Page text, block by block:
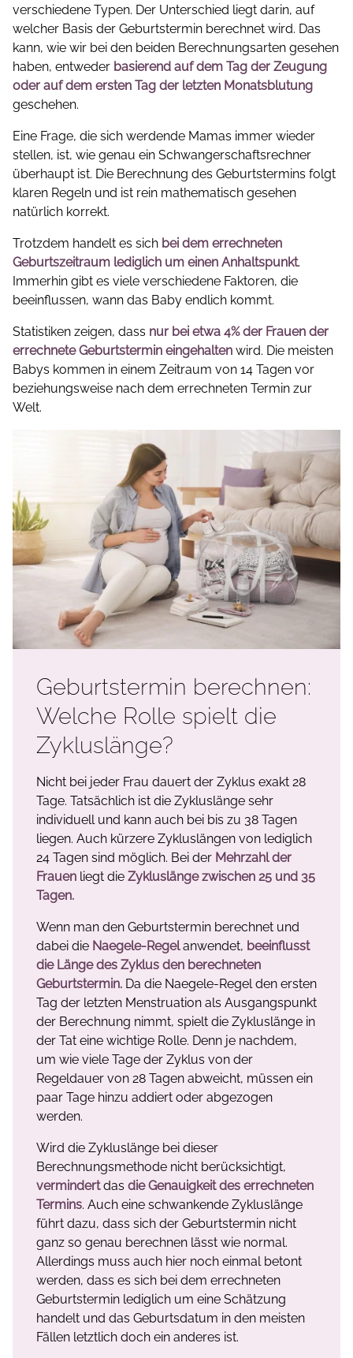
verschiedene Typen. Der Unterschied liegt darin, auf
welcher Basis der Geburtstermin berechnet wird. Das
kann, wie wir bei den beiden Berechnungsarten gesehen
haben, entweder basierend auf dem Tag der Zeugung
oder auf dem ersten Tag der letzten Monatsblutung
geschehen.
Eine Frage, die sich werdende Mamas immer wieder
stellen, ist, wie genau ein Schwangerschaftsrechner
überhaupt ist. Die Berechnung des Geburtstermins folgt
klaren Regeln und ist rein mathematisch gesehen
natürlich korrekt.
Trotzdem handelt es sich bei dem errechneten
Geburtszeitraum lediglich um einen Anhaltspunkt.
Immerhin gibt es viele verschiedene Faktoren, die
beeinflussen, wann das Baby endlich kommt.
Statistiken zeigen, dass nur bei etwa 4% der Frauen der
errechnete Geburtstermin eingehalten wird. Die meisten
Babys kommen in einem Zeitraum von 14 Tagen vor
beziehungsweise nach dem errechneten Termin zur
Welt.
Geburtstermin berechnen:
Welche Rolle spielt die
Zykluslänge?
Nicht bei jeder Frau dauert der Zyklus exakt 28
Tage. Tatsächlich ist die Zykluslänge sehr
individuell und kann auch bei bis zu 38 Tagen
liegen. Auch kürzere Zykluslängen von lediglich
24 Tagen sind möglich. Bei der Mehrzahl der
Frauen liegt die Zykluslänge zwischen 25 und 35
Tagen.
Wenn man den Geburtstermin berechnet und
dabei die Naegele-Regelanwendet, beeinflusst
die Länge des Zyklus den berechneten
Geburtstermin. Da die Naegele-Regel den ersten
Tag der letzten Menstruation als Ausgangspunkt
der Berechnung nimmt, spielt die Zykluslänge in
der Tat eine wichtige Rolle. Denn je nachdem,
um wie viele Tage der Zyklus von der
Regeldauer von 28 Tagen abweicht, müssen ein
paar Tage hinzu addiert oder abgezogen
werden.
Wird die Zykluslänge bei dieser
Berechnungsmethode nicht berücksichtigt,
vermindertdas die Genauigkeit des errechneten
Termins. Auch eine schwankende Zykluslänge
führt dazu, dass sich der Geburtstermin nicht
ganz so genau berechnen lässt wie normal.
Allerdings muss auch hier noch einmal betont
werden, dass es sich bei dem errechneten
Geburtstermin lediglich um eine Schätzung
handelt und das Geburtsdatum in den meisten
Fällen letztlich doch ein anderes ist.